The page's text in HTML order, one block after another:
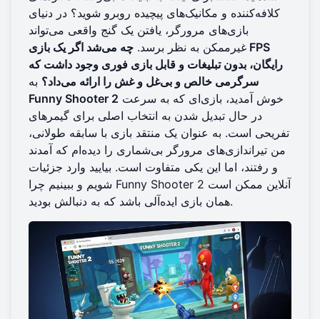
کلافه‌کننده و مکانیک‌های پیچیده روبرو شوید؟ در دنیای
بازی‌های مرورگر، یافتن یک گنج واقعی می‌تواند
غیرممکن به نظر برسد. چه می‌شد اگر یک بازی FPS
رایگان، بدون تبلیغات و قابل بازی فوری وجود داشت که
سرگرمی خالص و بی‌غل و غش را ارائه می‌داد؟ به
Funny Shooter 2
در حال تبدیل شدن به انتخاب اصلی برای گیمرهای
تفریحی است. به عنوان یک منتقد بازی با سابقه طولانی،
من تیراندازی‌های مرورگر بی‌شماری را دیده‌ام که آمدند
و رفتند، اما این یکی متفاوت است. بیایید وارد جزئیات
Funny Shooter 2 آنلاین ممکن است
همان بازی ایده‌آلی باشد که به دنبالش بودید.